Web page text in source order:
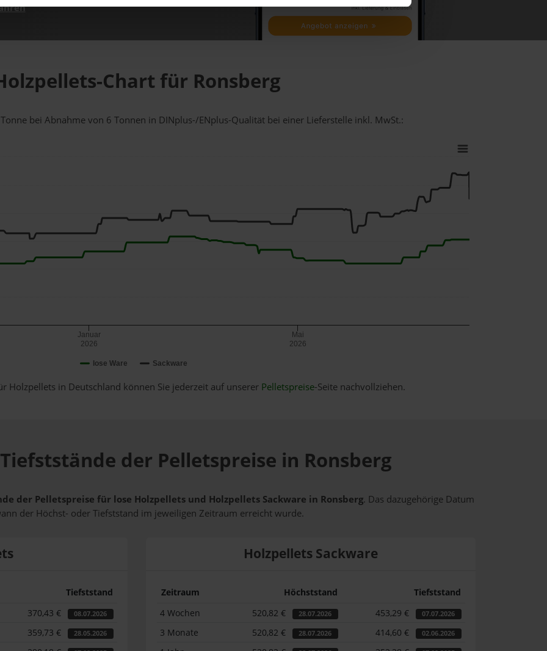
Chart für Ronsberg
bei Abnahmevon 6 Tonnen in DINplus-/ENplus-Qualität bei einer Lieferstelle inkl. MwSt.:
lose Ware Sackware
Januar
2026
Mai
2026
Holzpellets in Deutschland können Sie jederzeit auf unserer Pelletspreise-Seite nachvollziehen.
der Pelletspreise in Ronsberg
der Pelletspreise für lose Holzpellets und Holzpellets Sackware in Ronsberg. Das dazugehörige Datum
der Höchst- oder Tiefststand im jeweiligen Zeitraum erreicht wurde.
Tiefststand
370,43 € 08.07.2026
359,73 € 28.05.2026
Holzpellets Sackware
Zeitraum Höchststand
Tiefststand
4 Wochen
520,82 € 28.07.2026 453,29 € 07.07.2026
3 Monate 520,82 € 28.07.2026 414,60 € 02.06.2026